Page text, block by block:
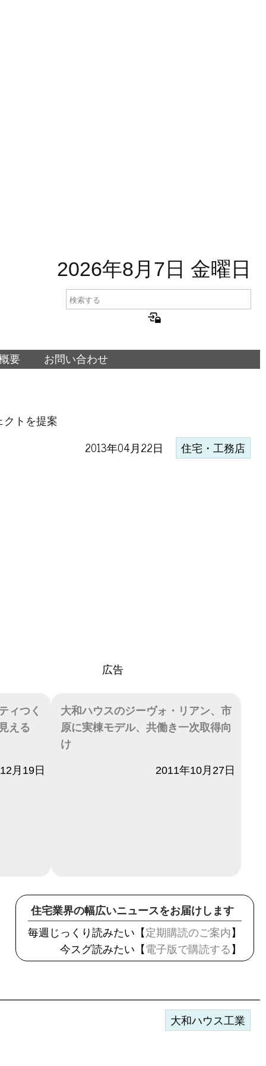
2026年8月7日 金曜日
要 お問い合わせ
クトを提案
2013年04月22日 住宅・工務店
広告
ィつく
える
月19日
大和ハウスのジーヴォ・リアン、市
原に実棟モデル、共働き一次取得向
け
2011年10月27日
住宅業界の幅広いニュースをお届けします
毎週じっくり読みたい【 定期購読のご案内 】
今スグ読みたい【 電子版で購読する 】
大和ハウス工業